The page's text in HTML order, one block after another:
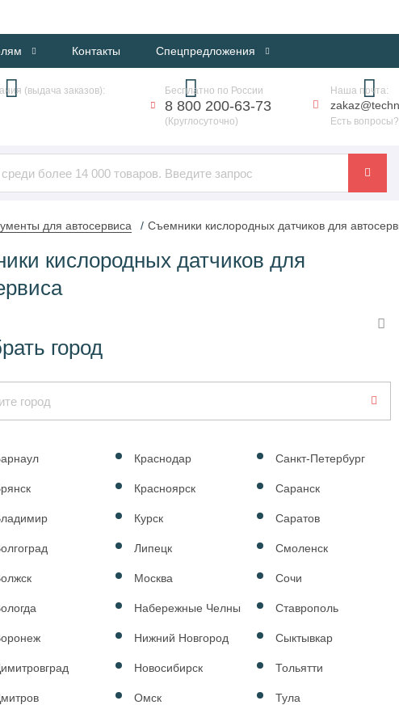
Контакты Спецпредложения
(выдача заказов): Бесплатно по России
8 800 200-63-73
(Круглосуточно)
Наша почта:
Есть
для автосервиса Съемники кислородных датчиков для
кислородных датчиков для
город
Краснодар
Красноярск
Курск
Липецк
Москва
Набережные Челны
Нижний Новгород
Новосибирск
Омск
Санкт-Петербург
Саранск
Саратов
Смоленск
Сочи
Ставрополь
Сыктывкар
Тольятти
Тула